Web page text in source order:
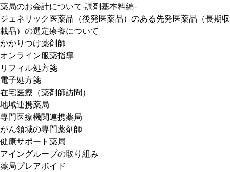
薬局のお会計について-調剤基本料編-
ジェネリック医薬品（後発医薬品）のある先発医薬品（長期収
載品）の選定療養について
かかりつけ薬剤師
オンライン服薬指導
リフィル処方箋
電子処方箋
在宅医療（薬剤師訪問）
地域連携薬局
専門医療機関連携薬局
がん領域の専門薬剤師
健康サポート薬局
アイングループの取り組み
薬局プレアボイド